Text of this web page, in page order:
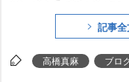
記事
高橋真麻 ブロ